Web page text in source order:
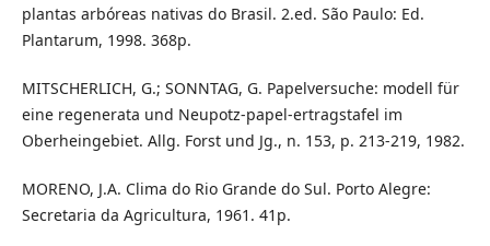
plantas arbóreas nativas do Brasil. 2.ed. São Paulo: Ed.
Plantarum, 1998. 368p.
MITSCHERLICH, G.; SONNTAG, G. Papelversuche: modell für
eine regenerata und Neupotz-papel-ertragstafel im
Oberheingebiet. Allg. Forst und Jg., n. 153, p. 213-219, 1982.
MORENO, J.A. Clima do Rio Grande do Sul. Porto Alegre:
Secretaria da Agricultura, 1961. 41p.